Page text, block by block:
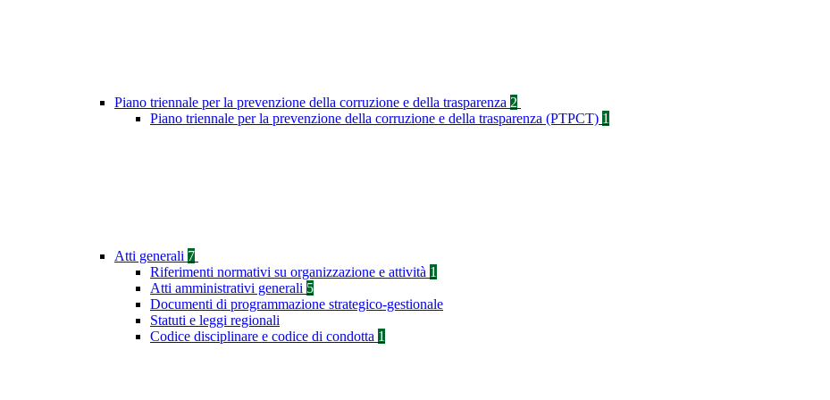
Piano triennale per la prevenzione della corruzione e della trasparenza 2
Piano triennale per la prevenzione della corruzione e della trasparenza (PTPCT) 1
Atti generali 7
Riferimenti normativi su organizzazione e attività 1
Atti amministrativi generali 5
Documenti di programmazione strategico-gestionale
Statuti e leggi regionali
Codice disciplinare e codice di condotta 1